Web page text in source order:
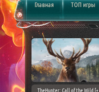
Главная ТОП игры
(2017)
TheHunter: Call of the Wild [+